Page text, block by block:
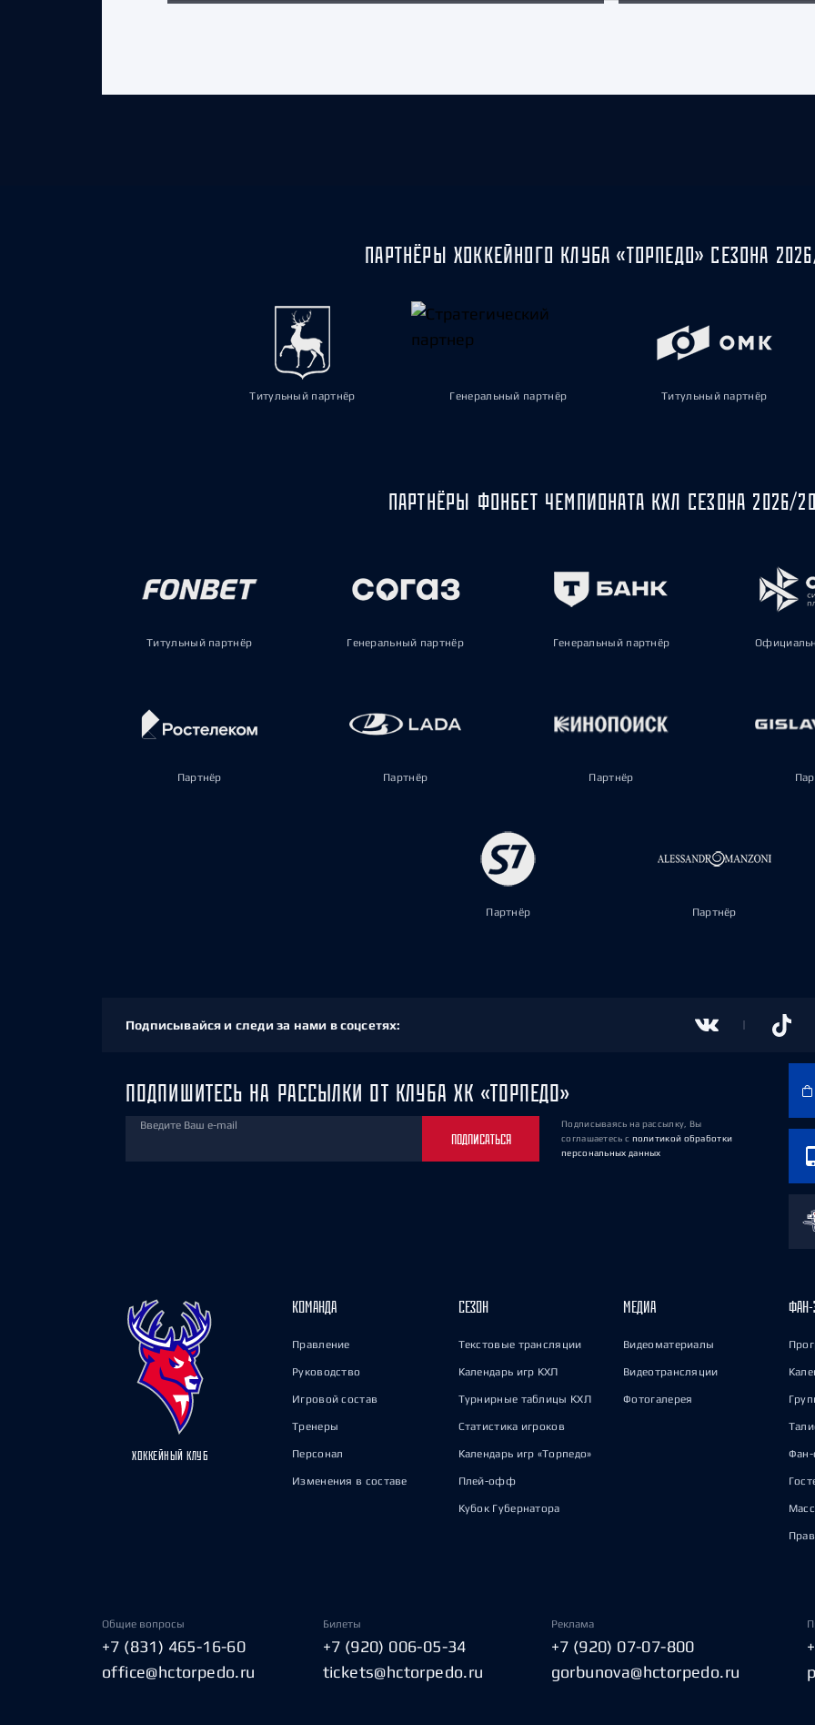
ПАРТНЁРЫ ХОККЕЙНОГО КЛУБА «ТОРПЕДО» СЕЗОНА
Титульный партнёр Генеральный партнёр Титульный партнёр
ПАРТНЁРЫ ФОНБЕТ ЧЕМПИОНАТА КХЛ СЕЗОНА 2026/
Титульный партнёр Генеральный партнёр Генеральный партнёр
Партнёр Партнёр Партнёр
Партнёр Партнёр
Подписывайся и следи за нами в соцсетях:
ПОДПИШИТЕСЬ НА РАССЫЛКИ ОТ КЛУБА ХК «ТОРПЕДО»
Введите Ваш e-mail
ПОДПИСАТЬСЯ
Подписываясь на рассылку, Вы
соглашаетесь с политикой обработки
персональных данных
ХОККЕЙНЫЙ КЛУБ
КОМАНДА
Правление
Руководство
Игровой состав
Тренеры
Персонал
Изменения в составе
СЕЗОН
Текстовые трансляции
Календарь игр КХЛ
Турнирные таблицы КХЛ
Статистика игроков
Календарь игр «Торпедо»
Плей-офф
Кубок Губернатора
МЕДИА
Видеоматериалы
Видеотрансляции
Фотогалерея
ФАН-
Фан-
Общие вопросы
+7 (831) 465-16-60
office@hctorpedo.ru
Билеты
+7 (920) 006-05-34
tickets@hctorpedo.ru
Реклама
+7 (920) 07-07-800
gorbunova@hctorpedo.ru